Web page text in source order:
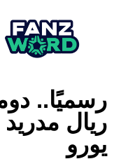
رسميًا..
يورو